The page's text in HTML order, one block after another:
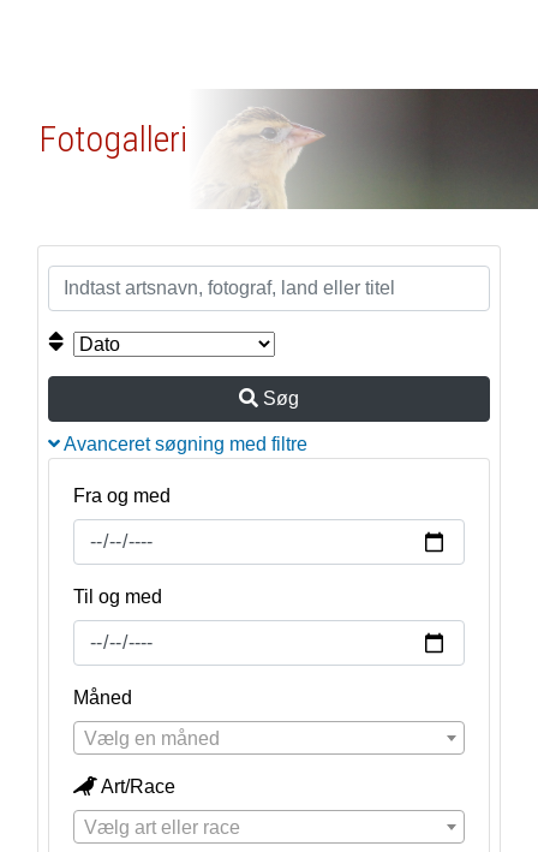
Fotogalleri
Søg
Avanceret søgning med filtre
Fra og med
Til og med
Måned
Vælg en måned
Art/Race
Vælg art eller race